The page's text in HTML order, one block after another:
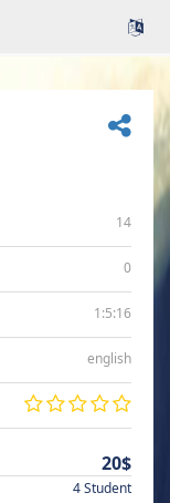
14
0
1:5:16
english
20$
4 Student